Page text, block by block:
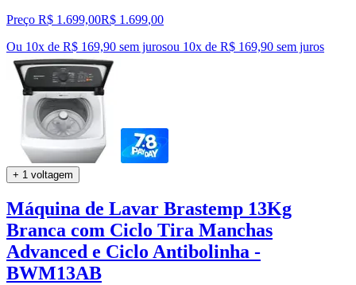
Preço R$ 1.699,00R$ 1.699,00
Ou 10x de R$ 169,90 sem jurosou 10x de R$ 169,90 sem juros
+ 1 voltagem
Máquina de Lavar Brastemp 13Kg
Branca com Ciclo Tira Manchas
Advanced e Ciclo Antibolinha -
BWM13AB